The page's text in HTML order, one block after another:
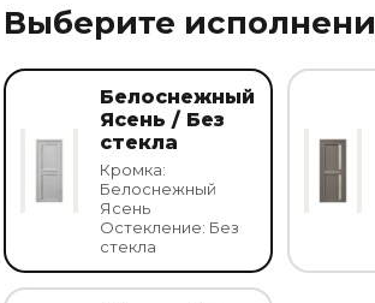
Выберите
Белоснежный
Ясень / Без
стекла
Кромка:
Белоснежный
Ясень
Остекление: Без
стекла